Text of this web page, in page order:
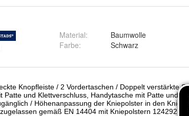
Material:
Baumwolle
Farbe: Schwarz